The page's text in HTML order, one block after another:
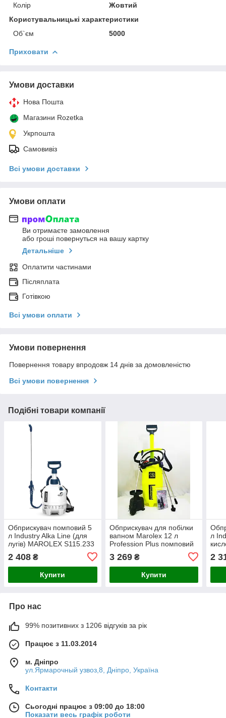
Колір
Жовтий
Користувальницькі характеристики
Об`єм
5000
Приховати
Умови доставки
Нова Пошта
Магазини Rozetka
Укрпошта
Самовивіз
Всі умови доставки
Умови оплати
Ви отримаєте замовлення
або гроші повернуться на вашу картку
Детальніше
Оплатити частинами
Післяплата
Готівкою
Всі умови оплати
Умови повернення
Повернення товару впродовж 14 днів за домовленістю
Всі умови повернення
Подібні товари компанії
Обприскувач помповий 5
л Industry Alka Line (для
лугів) MAROLEX S115.233
2 408 ₴
Купити
Обприскувач для побілки
вапном Marolex 12 л
Profession Plus помповий
3 269₴
Купити
л
2
Про нас
99% позитивних з 1206 відгуків за рік
Працює з 11.03.2014
м. Дніпро
ул.Ярмарочный узвоз,8, Дніпро, Україна
Контакти
Сьогодні працює з 09:00 до 18:00
Показати весь графік роботи